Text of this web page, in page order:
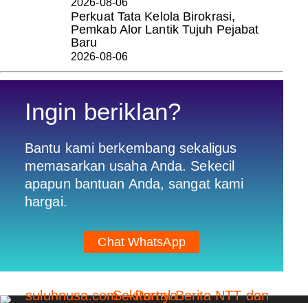
Perkuat Tata Kelola Birokrasi,
Pemkab Alor Lantik Tujuh Pejabat
Baru
2026-08-06
Ingin beriklan?
Bantu kami berkembang sekaligus
memasarkan usaha Anda. Sekecil
apapun bantuan Anda, sangat kami
hargai.
Chat WhatsApp